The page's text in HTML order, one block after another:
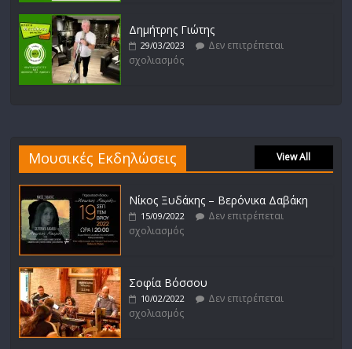
Δημήτρης Γιώτης
29/03/2023
Δεν επιτρέπεται
σχολιασμός
Μουσικές Εκδηλώσεις View All
Νίκος Ξυδάκης – Βερόνικα Δαβάκη
15/09/2022
Δεν επιτρέπεται
σχολιασμός
Σοφία Βόσσου
10/02/2022
Δεν επιτρέπεται
σχολιασμός